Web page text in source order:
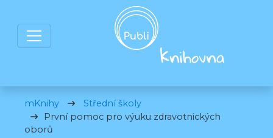
mKnihy
Střední školy
První pomoc pro výuku zdravotnických
oborů